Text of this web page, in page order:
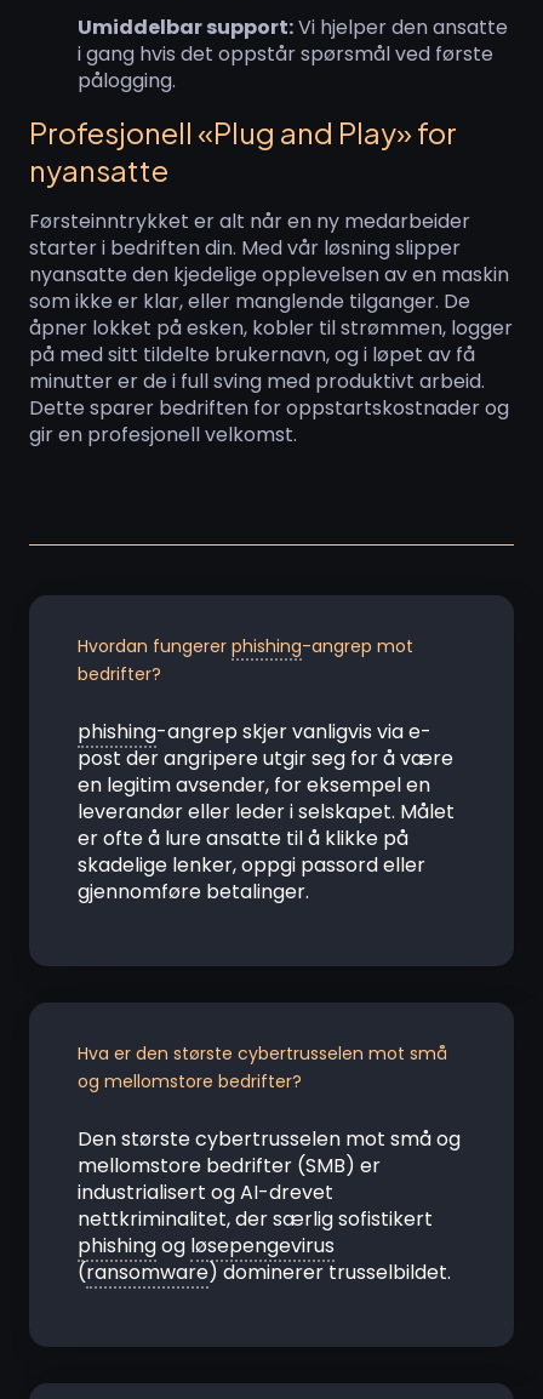
Umiddelbar support:Vi hjelper den ansatte
i gang hvis det oppstår spørsmål ved første
pålogging.
Profesjonell «Plug and Play» for
nyansatte
Førsteinntrykket er alt når en ny medarbeider
starter i bedriften din. Med vår løsning slipper
nyansatte den kjedelige opplevelsen av en maskin
som ikke er klar, eller manglende tilganger. De
åpner lokket på esken, kobler til strømmen, logger
på med sitt tildelte brukernavn, og i løpet av få
minutter er de i full sving med produktivt arbeid.
Dette sparer bedriften for oppstartskostnader og
gir en profesjonell velkomst.
Hvordan fungerer phishing-angrep mot
bedrifter?
phishing-angrep skjer vanligvis via e-
post der angripere utgir seg for å være
en legitim avsender, for eksempel en
leverandør eller leder i selskapet. Målet
er ofte å lure ansatte til å klikke på
skadelige lenker, oppgi passord eller
gjennomføre betalinger.
Hva er den største cybertrusselen mot små
og mellomstore bedrifter?
Den største cybertrusselen mot små og
mellomstore bedrifter (SMB) er
industrialisert og AI-drevet
nettkriminalitet, der særlig sofistikert
phishingog løsepengevirus
(ransomware) dominerer trusselbildet.